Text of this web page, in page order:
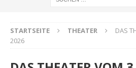
STARTSEITE THEATER
DAS
2026